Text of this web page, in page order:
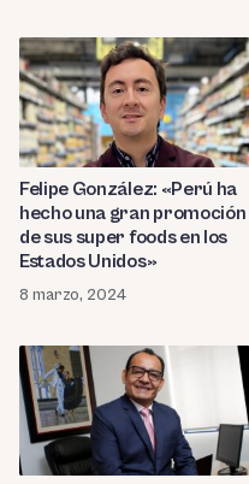
Felipe González: «Perú ha
hecho una gran promoción
de sus super foods en los
Estados Unidos»
8 marzo, 2024